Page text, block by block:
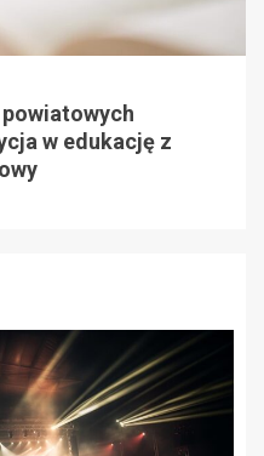
w edukację z